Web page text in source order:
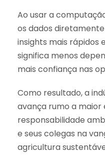
Ao usar a
os dados
insights mais rápidos
significa menos
mais confiança nas
Como resultado, a
avança rumo a maior
responsabilidade
e seus colegas na
agricultura